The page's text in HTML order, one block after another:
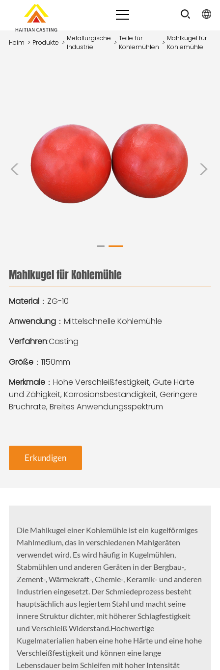
Heim > Produkte >
Metallurgische
Industrie
>
Teile für
Kohlemühlen
>
Mahlkugel für
Kohlemühle
>
<
Mahlkugel für Kohlemühle
Material：ZG-10
Anwendung：Mittelschnelle Kohlemühle
Verfahren:Casting
Größe：1150mm
Merkmale：Hohe Verschleißfestigkeit, Gute Härte
und Zähigkeit, Korrosionsbeständigkeit, Geringere
Bruchrate, Breites Anwendungsspektrum
Erkundigen
Die Mahlkugel einer Kohlemühle ist ein kugelförmiges
Mahlmedium, das in verschiedenen Mahlgeräten
verwendet wird. Es wird häufig in Kugelmühlen,
Stabmühlen und anderen Geräten in der Bergbau-,
Zement-, Wärmekraft-, Chemie-, Keramik- und anderen
Industrien eingesetzt. Der Schmiedeprozess besteht
hauptsächlich aus legiertem Stahl und macht seine
innere Struktur dichter, mit höherer Schlagfestigkeit
und Verschleiß Widerstand.Hochwertige
Kugelmaterialien haben eine hohe Härte und eine hohe
Verschleißfestigkeit und können eine lange
Lebensdauer beim Schleifen mit hoher Intensität